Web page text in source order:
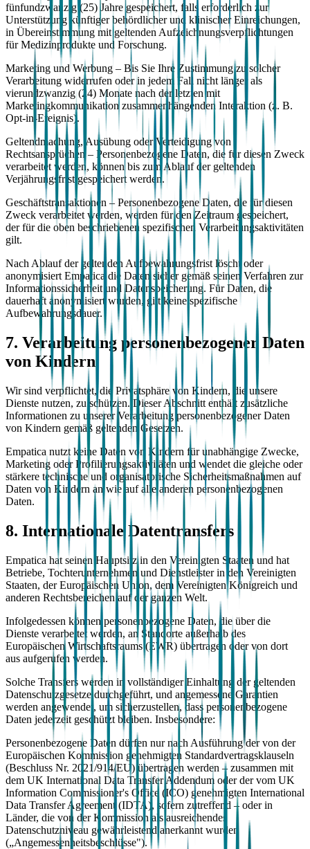
fünfundzwanzig (25) Jahre gespeichert, falls erforderlich zur
Unterstützung künftiger behördlicher und klinischer Einreichungen,
in Übereinstimmung mit geltenden Aufzeichnungsverpflichtungen
für Medizinprodukte und Forschung.
Marketing und Werbung – Bis Sie Ihre Zustimmung zu solcher
Verarbeitung widerrufen oder in jedem Fall nicht länger als
vierundzwanzig (24) Monate nach der letzten mit
Marketingkommunikation zusammenhängenden Interaktion (z. B.
Opt-in-Ereignis).
Geltendmachung, Ausübung oder Verteidigung von
Rechtsansprüchen – Personenbezogene Daten, die für diesen Zweck
verarbeitet werden, können bis zum Ablauf der geltenden
Verjährungsfrist gespeichert werden.
Geschäftstransaktionen – Personenbezogene Daten, die für diesen
Zweck verarbeitet werden, werden für den Zeitraum gespeichert,
der für die oben beschriebenen spezifischen Verarbeitungsaktivitäten
gilt.
Nach Ablauf der geltenden Aufbewahrungsfrist löscht oder
anonymisiert Empatica die Daten sicher gemäß seinen Verfahren zur
Informationssicherheit und Datenspeicherung. Für Daten, die
dauerhaft anonymisiert wurden, gilt keine spezifische
Aufbewahrungsdauer.
7. Verarbeitung personenbezogener Daten
von Kindern
Wir sind verpflichtet, die Privatsphäre von Kindern, die unsere
Dienste nutzen, zu schützen. Dieser Abschnitt enthält zusätzliche
Informationen zu unserer Verarbeitung personenbezogener Daten
von Kindern gemäß geltenden Gesetzen.
Empatica nutzt keine Daten von Kindern für unabhängige Zwecke,
Marketing oder Profilierungsaktivitäten und wendet die gleiche oder
stärkere technische und organisatorische Sicherheitsmaßnahmen auf
Daten von Kindern an wie auf alle anderen personenbezogenen
Daten.
8. Internationale Datentransfers
Empatica hat seinen Hauptsitz in den Vereinigten Staaten und hat
Betriebe, Tochterunternehmen und Dienstleister in den Vereinigten
Staaten, der Europäischen Union, dem Vereinigten Königreich und
anderen Rechtsbereichen auf der ganzen Welt.
Infolgedessen können personenbezogene Daten, die über die
Dienste verarbeitet werden, an Standorte außerhalb des
Europäischen Wirtschaftsraums (EWR) übertragen oder von dort
aus aufgerufen werden.
Solche Transfers werden in vollständiger Einhaltung der geltenden
Datenschutzgesetze durchgeführt, und angemessene Garantien
werden angewendet, um sicherzustellen, dass personenbezogene
Daten jederzeit geschützt bleiben. Insbesondere:
Personenbezogene Daten dürfen nur nach Ausführung der von der
Europäischen Kommission genehmigten Standardvertragsklauseln
(Beschluss Nr. 2021/914/EU) übertragen werden – zusammen mit
dem UK International Data Transfer Addendum oder der vom UK
Information Commissioner's Office (ICO) genehmigten International
Data Transfer Agreement (IDTA), sofern zutreffend – oder in
Länder, die von der Kommission als ausreichendes
Datenschutzniveau gewährleistend anerkannt wurden
(„Angemessenheitsbeschlüsse").